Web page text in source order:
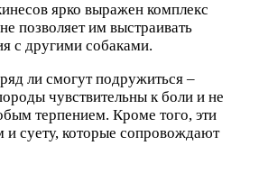
ярко выражен комплекс
позволяет им выстраивать
с другими собаками.
ли смогут подружиться –
чувствительны к боли и не
терпением. Кроме того, эти
суету, которые сопровождают